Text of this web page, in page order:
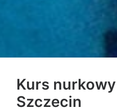
Kurs
Szczecin